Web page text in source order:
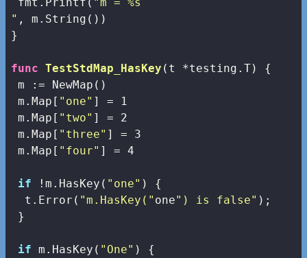
" , m.String())
}
func TestStdMap_HasKey (t *testing.T)
{
m := NewMap()
m.Map[ "one" ] = 1
m.Map[ "two" ] = 2
m.Map[ "three" ] = 3
m.Map[ "four" ] = 4
if !m.HasKey( "one" ) {
  t.Error(
"m.HasKey(" one") is false" );
}
if m.HasKey( "One" ) {